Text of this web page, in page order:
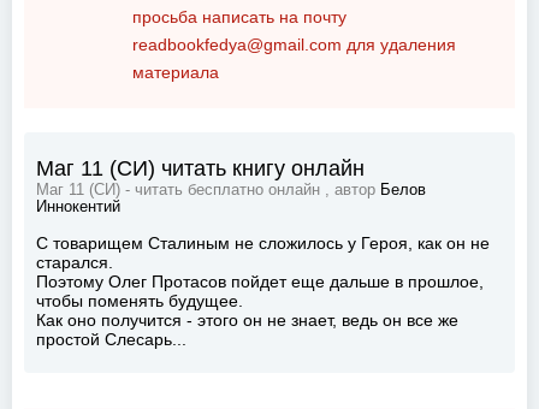
просьба написать на почту
readbookfedya@gmail.com для удаления
материала
Маг 11 (СИ) читать книгу онлайн
Маг 11 (СИ) - читать бесплатно онлайн , автор Белов
Иннокентий
С товарищем Сталиным не сложилось у Героя, как он не
старался.
Поэтому Олег Протасов пойдет еще дальше в прошлое,
чтобы поменять будущее.
Как оно получится - этого он не знает, ведь он все же
простой Слесарь...